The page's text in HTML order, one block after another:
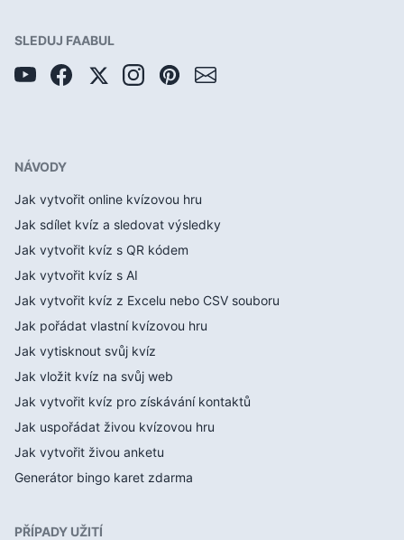
SLEDUJ FAABUL
NÁVODY
Jak vytvořit online kvízovou hru
Jak sdílet kvíz a sledovat výsledky
Jak vytvořit kvíz s QR kódem
Jak vytvořit kvíz s AI
Jak vytvořit kvíz z Excelu nebo CSV souboru
Jak pořádat vlastní kvízovou hru
Jak vytisknout svůj kvíz
Jak vložit kvíz na svůj web
Jak vytvořit kvíz pro získávání kontaktů
Jak uspořádat živou kvízovou hru
Jak vytvořit živou anketu
Generátor bingo karet zdarma
PŘÍPADY UŽITÍ